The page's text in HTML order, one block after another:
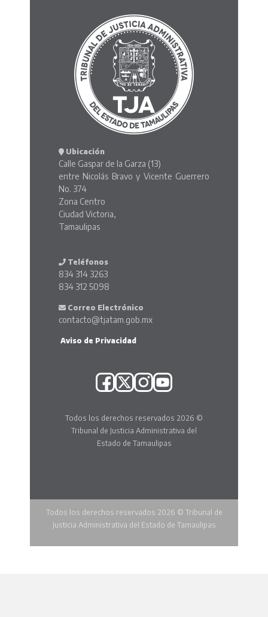
Ubicación
Calle Gaspar de la Garza (13)
entre Nicolás Bravo y Vicente Guerrero
No. 374
Zona Centro
Ciudad Victoria,
Tamaulipas
Teléfonos
834 314 3263
834 312 5098
Correo Electrónico
contacto@tjatam.gob.mx
Aviso de Privacidad
Todos los derechos reservados 2026 ©
Tribunal de Justicia Administrativa del
Estado de Tamaulipas
Todos los derechos reservados 2026 © Tribunal de
Justicia Administrativa del Estado de Tamaulipas